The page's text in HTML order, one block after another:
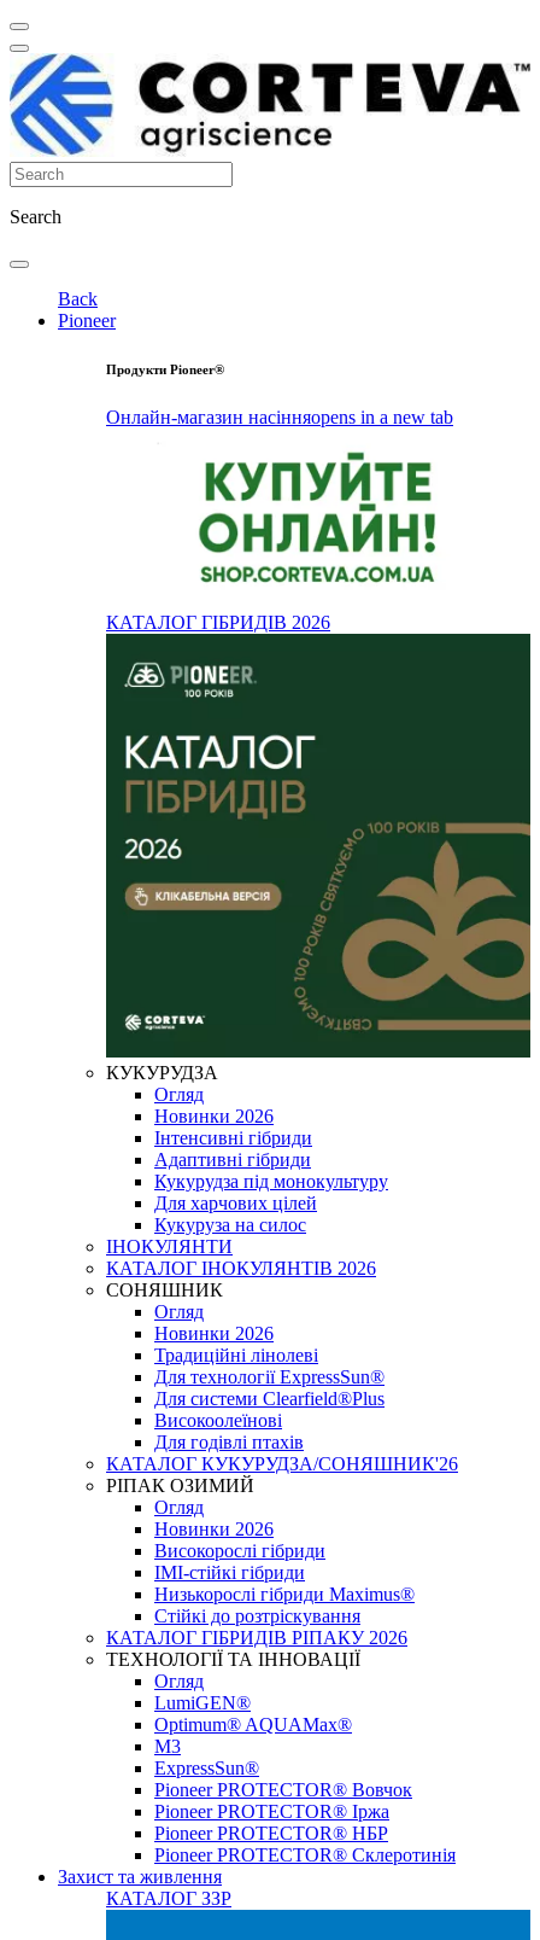
Search
Back
Pioneer
Продукти Pioneer®
Онлайн-магазин насінняopens in a new tab
КАТАЛОГ ГІБРИДІВ 2026
КУКУРУДЗА
Огляд
Новинки 2026
Інтенсивні гібриди
Адаптивні гібриди
Кукурудза під монокультуру
Для харчових цілей
Кукуруза на силос
ІНОКУЛЯНТИ
КАТАЛОГ ІНОКУЛЯНТІВ 2026
СОНЯШНИК
Огляд
Новинки 2026
Традиційні лінолеві
Для технології ExpressSun®
Для системи Clearfield®Plus
Високоолеїнові
Для годівлі птахів
КАТАЛОГ КУКУРУДЗА/СОНЯШНИК'26
РІПАК ОЗИМИЙ
Огляд
Новинки 2026
Високорослі гібриди
IMI-стійкі гібриди
Низькорослі гібриди Maximus®
Стійкі до розтріскування
КАТАЛОГ ГІБРИДІВ РІПАКУ 2026
ТЕХНОЛОГІЇ ТА ІННОВАЦІЇ
Огляд
LumiGEN®
Optimum® AQUAMax®
М3
ExpressSun®
Pioneer PROTECTOR® Вовчок
Pioneer PROTECTOR® Іржа
Pioneer PROTECTOR® НБР
Pioneer PROTECTOR® Склеротинія
Захист та живлення
КАТАЛОГ ЗЗР